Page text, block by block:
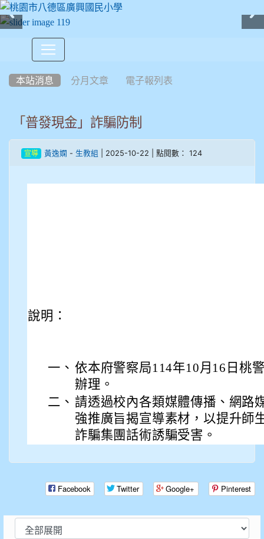
本站消息 分月文章 電子報列表
「普發現金」詐騙防制
宣導 黃逸嫻 - 生教組 | 2025-10-22 | 點閱數： 124
說明：
一、 依本府警察局114年10月16日桃
辦理。
二、 請透過校內各類媒體傳播、網路
強推廣旨揭宣導素材，以提升師
詐騙集團話術誘騙受害。
Facebook Twitter Google+ Pinterest